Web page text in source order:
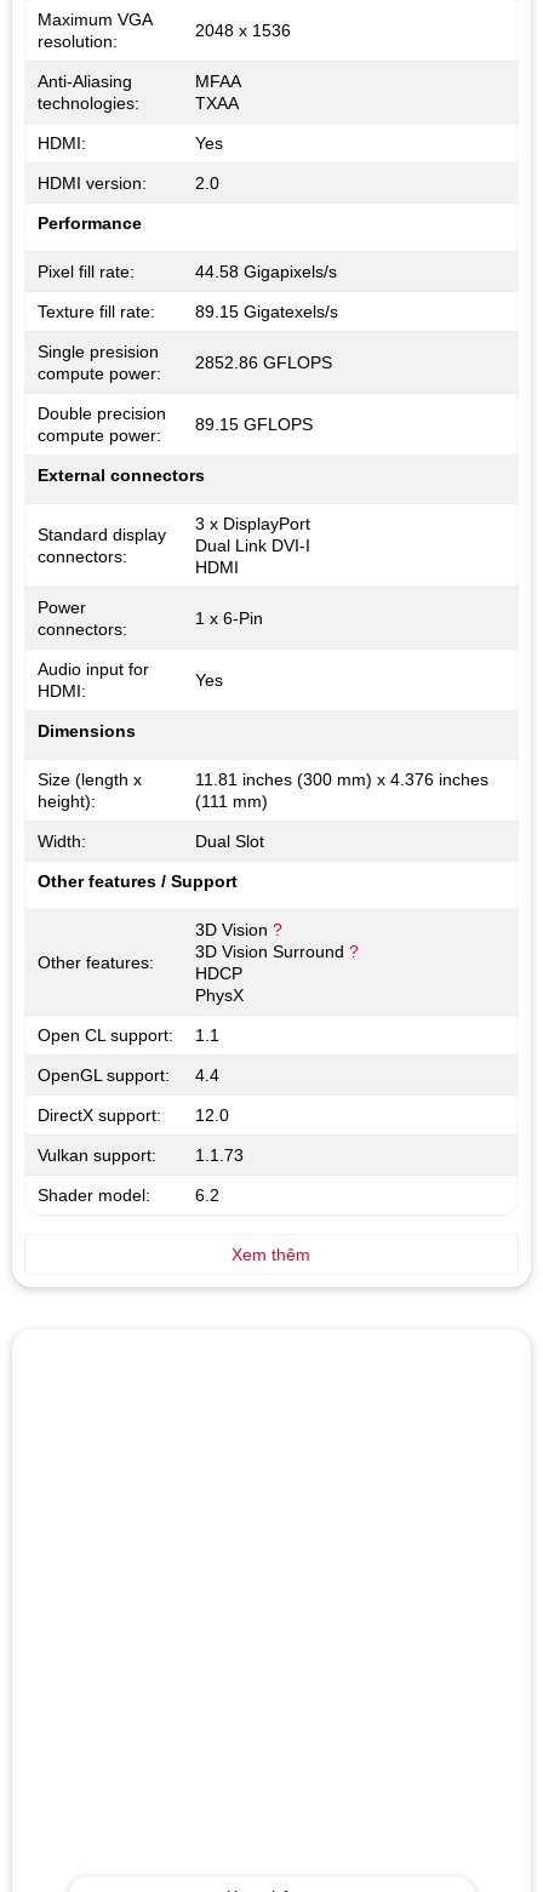
Maximum VGA
resolution:
2048 x 1536
Anti-Aliasing
technologies:
MFAA
TXAA
HDMI: Yes
HDMI version: 2.0
Performance
Pixel fill rate: 44.58 Gigapixels/s
Texture fill rate: 89.15 Gigatexels/s
Single presision
compute power:
2852.86 GFLOPS
Double precision
compute power:
89.15 GFLOPS
External connectors
Standard display
connectors:
3 x DisplayPort
Dual Link DVI-I
HDMI
Power
connectors:
1 x 6-Pin
Audio input for
HDMI:
Yes
Dimensions
Size (length x
height):
11.81 inches (300 mm) x 4.376 inches
(111 mm)
Width: Dual Slot
Other features / Support
Other features:
3D Vision ?
3D Vision Surround ?
HDCP
PhysX
Open CL support: 1.1
OpenGL support: 4.4
DirectX support: 12.0
Vulkan support: 1.1.73
Shader model: 6.2
Xem thêm